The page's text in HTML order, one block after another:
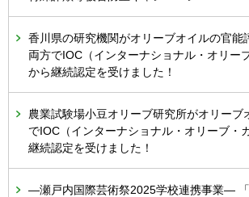
香川県の研究機関がオリーブオイルの官能
両方でIOC（インターナショナル・オリー
から継続認定を受けました！
農業試験場小豆オリーブ研究所がオリーブ
でIOC（インターナショナル・オリーブ・
継続認定を受けました！
―瀬戸内国際芸術祭2025学校連携事業―